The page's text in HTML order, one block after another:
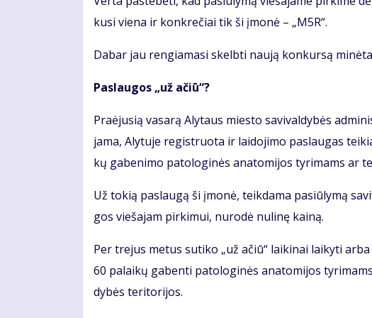
ku­si vie­na ir kon­kre­čiai tik ši įmo­nė – „M5R“.
Da­bar jau ren­gia­ma­si skelb­ti nau­ją kon­kur­są
Pa­slau­gos „už ačiū“?
Pra­ėju­sią va­sa­rą Aly­taus mies­to sa­vi­val­dy­bės
ja­ma, Aly­tu­je re­gist­ruo­ta ir lai­do­ji­mo pa­slau­gas
kų ga­be­ni­mo pa­to­lo­gi­nės ana­to­mi­jos ty­ri­mams ar
Už to­kią pa­slau­gą ši įmo­nė, teik­da­ma pa­siū­ly­mą
gos vie­ša­jam pir­ki­mui, nu­ro­dė nu­li­nę kai­ną.
Per tre­jus me­tus su­ti­ko „už ačiū“ lai­ki­nai lai­ky­ti
60 pa­lai­kų ga­ben­ti pa­to­lo­gi­nės ana­to­mi­jos
dy­bės te­ri­to­ri­jos.